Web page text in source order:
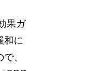
果ガ
和に
、